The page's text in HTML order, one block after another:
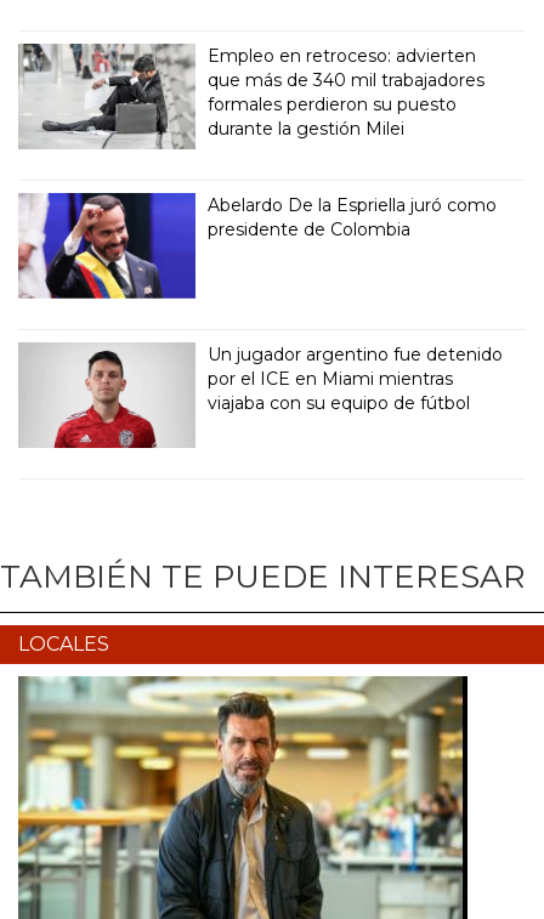
Empleo en retroceso: advierten
que más de 340 mil trabajadores
formales perdieron su puesto
durante la gestión Milei
Abelardo De la Espriella juró como
presidente de Colombia
Un jugador argentino fue detenido
por el ICE en Miami mientras
viajaba con su equipo de fútbol
TAMBIÉN TE PUEDE INTERESAR
LOCALES